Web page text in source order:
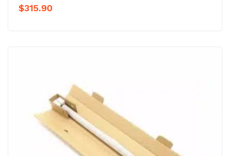
$315.90